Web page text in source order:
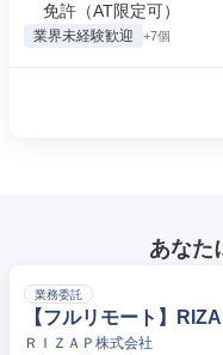
免許（AT限定可）
業界未経験歓迎 +7個
あなた
業務委託
【フルリモート】
ＲＩＺＡＰ株式会社